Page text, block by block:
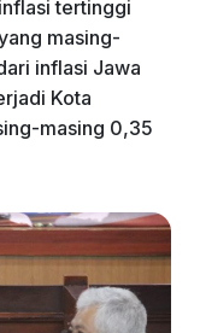
tertinggi
masing-
inflasi Jawa
Kota
masing 0,35